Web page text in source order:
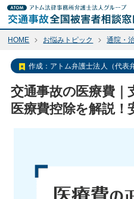
HOME お悩みトピック 通院・
作成：アトム弁護士法人（
交通事故の医療費｜
医療費控除を解説